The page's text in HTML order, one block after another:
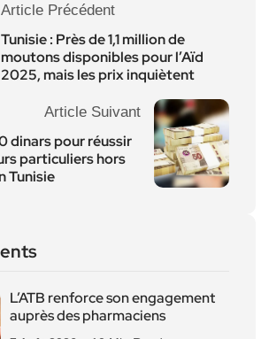
Article Précédent
Tunisie : Près de 1,1 million de
moutons disponibles pour l’Aïd
2025, mais les prix inquiètent
Article Suivant
dinars pour réussir
particuliers hors
Tunisie
L’ATB renforce son engagement
auprès des pharmaciens